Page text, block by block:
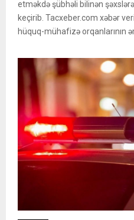
etməkdə şübhəli bilinən
keçirib. Tacxeber.com xəbər
hüquq-mühafizə orqanlarının